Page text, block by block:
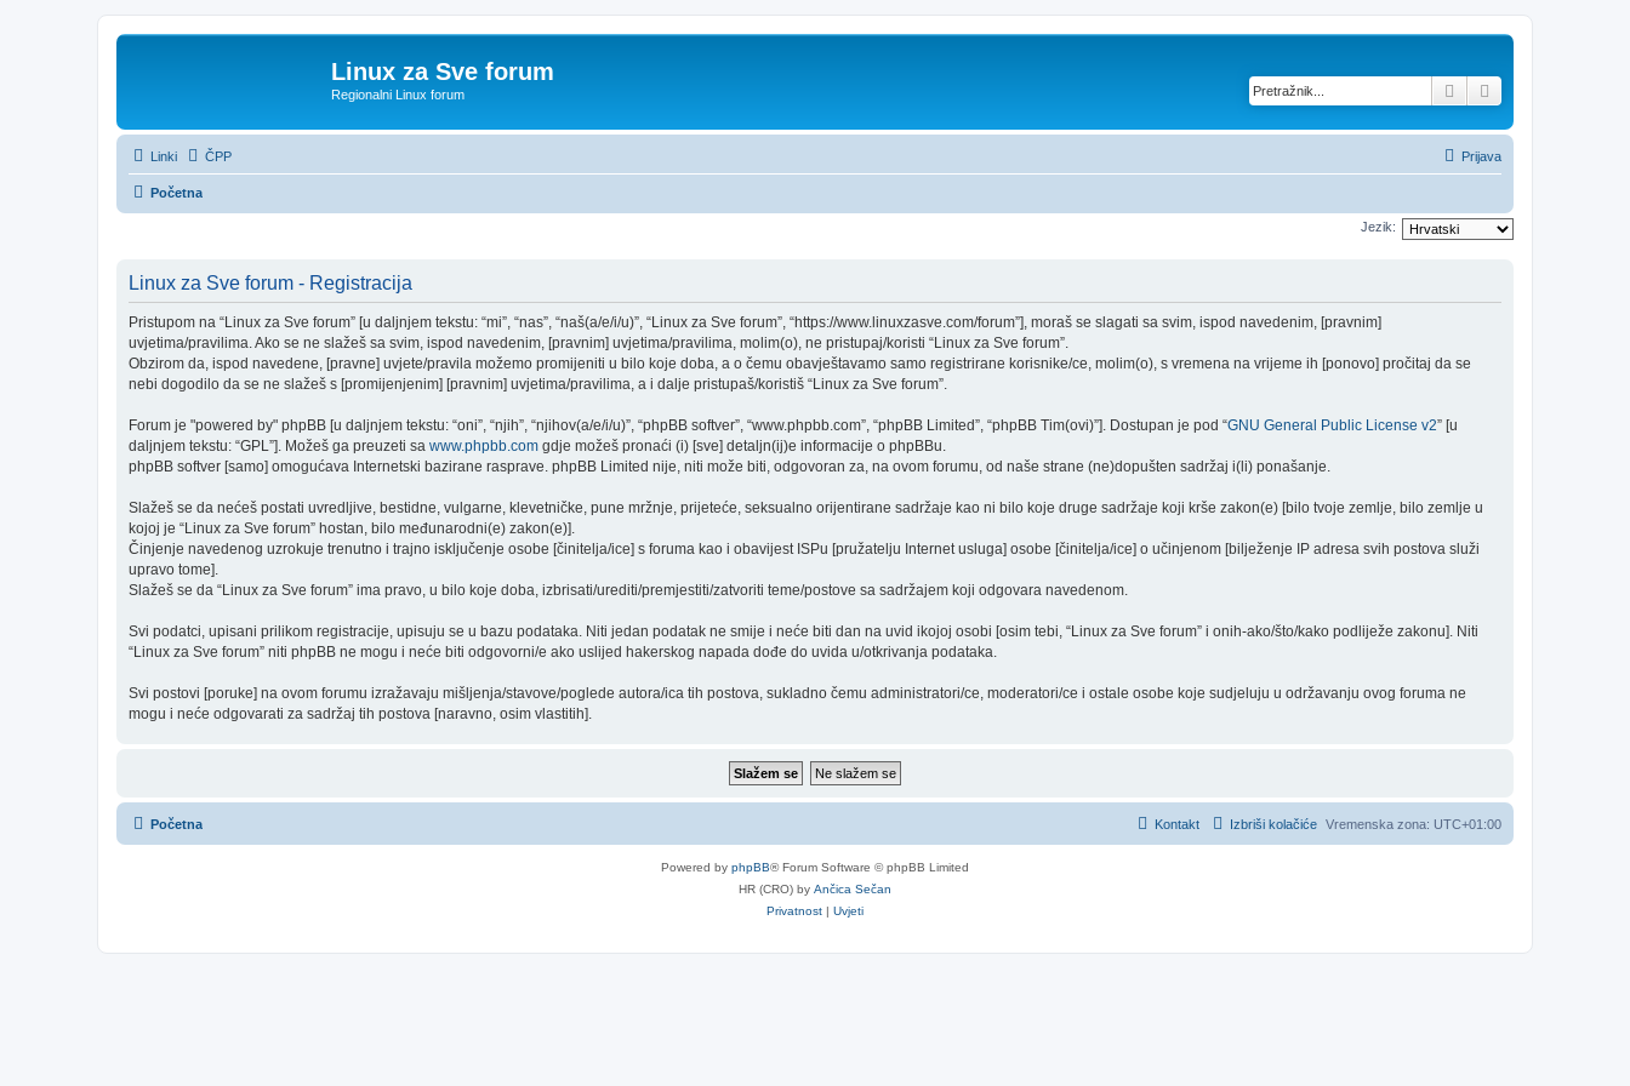
Linux za Sve forum
Regionalni Linux forum Pretražnik
Linki ČPP Prijava
Početna
Jezik:
Linux za Sve forum - Registracija
Pristupom na “Linux za Sve forum” [u daljnjem tekstu: “mi”, “nas”, “naš(a/e/i/u)”, “Linux za Sve forum”, “https://www.linuxzasve.com/forum”], moraš se slagati sa svim, ispod navedenim, [pravnim]
uvjetima/pravilima. Ako se ne slažeš sa svim, ispod navedenim, [pravnim] uvjetima/pravilima, molim(o), ne pristupaj/koristi “Linux za Sve forum”.
Obzirom da, ispod navedene, [pravne] uvjete/pravila možemo promijeniti u bilo koje doba, a o čemu obavještavamo samo registrirane korisnike/ce, molim(o), s vremena na vrijeme ih [ponovo] pročitaj da se
nebi dogodilo da se ne slažeš s [promijenjenim] [pravnim] uvjetima/pravilima, a i dalje pristupaš/koristiš “Linux za Sve forum”.
Forum je "powered by" phpBB [u daljnjem tekstu: “oni”, “njih”, “njihov(a/e/i/u)”, “phpBB softver”, “www.phpbb.com”, “phpBB Limited”, “phpBB Tim(ovi)”]. Dostupan je pod “GNU General Public License v2” [u
daljnjem tekstu: “GPL”]. Možeš ga preuzeti sa www.phpbb.com gdje možeš pronaći (i) [sve] detaljn(ij)e informacije o phpBBu.
phpBB softver [samo] omogućava Internetski bazirane rasprave. phpBB Limited nije, niti može biti, odgovoran za, na ovom forumu, od naše strane (ne)dopušten sadržaj i(li) ponašanje.
Slažeš se da nećeš postati uvredljive, bestidne, vulgarne, klevetničke, pune mržnje, prijeteće, seksualno orijentirane sadržaje kao ni bilo koje druge sadržaje koji krše zakon(e) [bilo tvoje zemlje, bilo zemlje u
kojoj je “Linux za Sve forum” hostan, bilo međunarodni(e) zakon(e)].
Činjenje navedenog uzrokuje trenutno i trajno isključenje osobe [činitelja/ice] s foruma kao i obavijest ISPu [pružatelju Internet usluga] osobe [činitelja/ice] o učinjenom [bilježenje IP adresa svih postova služi
upravo tome].
Slažeš se da “Linux za Sve forum” ima pravo, u bilo koje doba, izbrisati/urediti/premjestiti/zatvoriti teme/postove sa sadržajem koji odgovara navedenom.
Svi podatci, upisani prilikom registracije, upisuju se u bazu podataka. Niti jedan podatak ne smije i neće biti dan na uvid ikojoj osobi [osim tebi, “Linux za Sve forum” i onih-ako/što/kako podliježe zakonu]. Niti
“Linux za Sve forum” niti phpBB ne mogu i neće biti odgovorni/e ako uslijed hakerskog napada dođe do uvida u/otkrivanja podataka.
Svi postovi [poruke] na ovom forumu izražavaju mišljenja/stavove/poglede autora/ica tih postova, sukladno čemu administratori/ce, moderatori/ce i ostale osobe koje sudjeluju u održavanju ovog foruma ne
mogu i neće odgovarati za sadržaj tih postova [naravno, osim vlastitih].
Početna Vremenska zona: UTC+01:00
Izbriši kolačiće
Kontakt
Powered by phpBB® Forum Software © phpBB Limited
HR (CRO) by Ančica Sečan
Privatnost | Uvjeti